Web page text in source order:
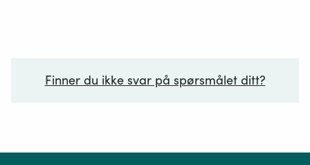
Finner du ikke svar på spørsmålet ditt?